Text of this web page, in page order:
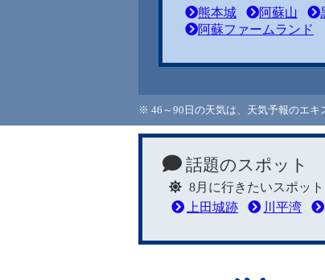
熊本城 阿蘇山
阿蘇ファームランド
※ 46～90日の天気は、天気予報のエキ
話題のスポット
8月に行きたいスポット
上田城跡
川平湾